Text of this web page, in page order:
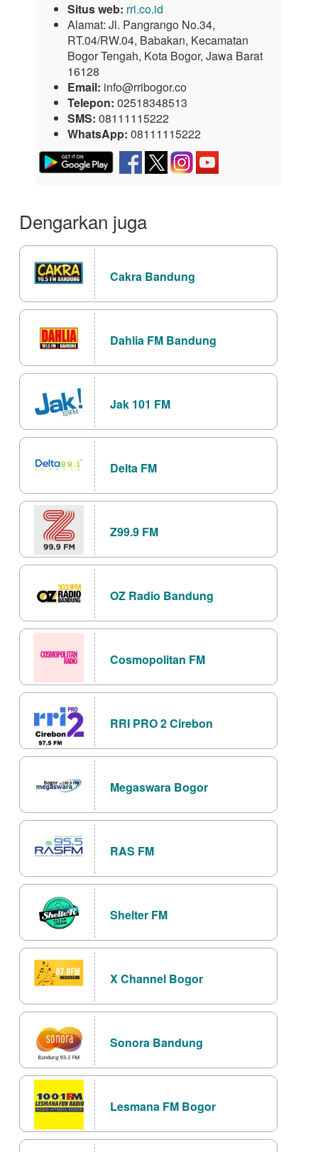
Situs web: rri.co.id
Alamat: Jl. Pangrango No.34,
RT.04/RW.04, Babakan, Kecamatan
Bogor Tengah, Kota Bogor, Jawa Barat
16128
Email: info@rribogor.co
Telepon: 02518348513
SMS: 08111115222
WhatsApp: 08111115222
Dengarkan juga
Cakra Bandung
Dahlia FM Bandung
Jak 101 FM
Delta FM
Z99.9 FM
OZ Radio Bandung
Cosmopolitan FM
RRI PRO 2 Cirebon
Megaswara Bogor
RAS FM
Shelter FM
X Channel Bogor
Sonora Bandung
Lesmana FM Bogor